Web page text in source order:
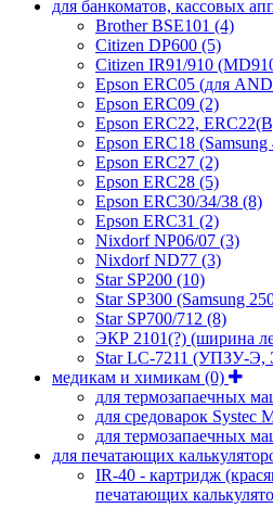
для банкоматов, кассовых
Brother BSE101 (4)
Citizen DP600 (5)
Citizen IR91/910
Epson ERC05 (для
Epson ERC09 (2)
Epson ERC22,
Epson ERC18 (Samsung
Epson ERC27 (2)
Epson ERC28 (5)
Epson ERC30/34/38 (8)
Epson ERC31 (2)
Nixdorf NP06/07 (3)
Nixdorf ND77 (3)
Star SP200 (10)
Star SP300 (Samsung
Star SP700/712 (8)
ЭКР 2101(?) (ширина
Star LC-7211 (УПЗУ-Э,
медикам и химикам (0)
для термозапаечных
для средоварок Systec
для термозапаечных
для печатающих
IR-40 - картридж
печатающих